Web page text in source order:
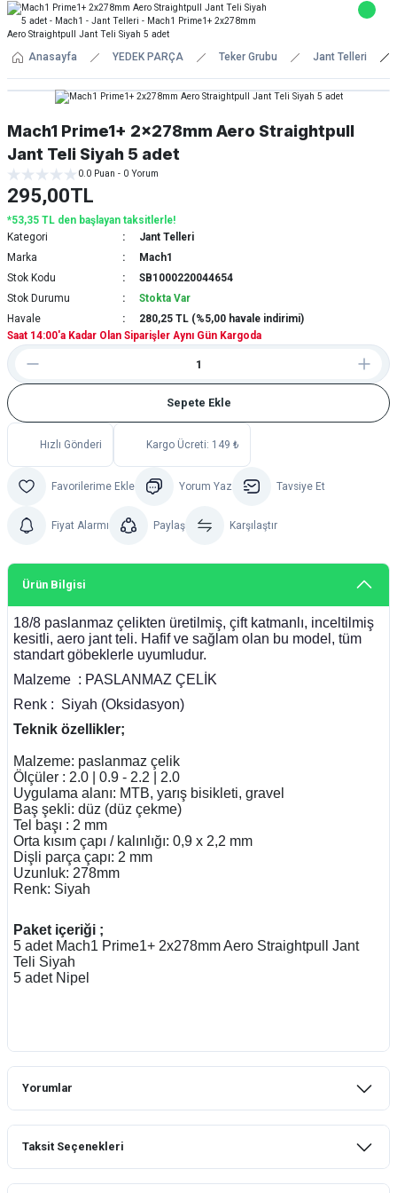
Anasayfa YEDEK PARÇA Teker Grubu Jant Telleri
Mach1 Prime1+ 2x278mm Aero Straightpull
Jant Teli Siyah 5 adet
0.0 Puan - 0 Yorum
295,00TL
*53,35 TL den başlayan taksitlerle!
Kategori
Jant Telleri
Marka
Mach1
Stok Kodu
SB1000220044654
Stok Durumu
Stokta Var
Havale
280,25 TL (%5,00 havale indirimi)
Saat 14:00'a Kadar Olan Siparişler Aynı Gün Kargoda
Sepete Ekle
Hızlı Gönderi Kargo Ücreti: 149 ₺
Yorum Yaz Tavsiye Et
Fiyat Alarmı Paylaş Karşılaştır
Ürün Bilgisi
18/8 paslanmaz çelikten üretilmiş, çift katmanlı, inceltilmiş
kesitli, aero jant teli. Hafif ve sağlam olan bu model, tüm
standart göbeklerle uyumludur.
Malzeme : PASLANMAZ ÇELİK
Renk : Siyah (Oksidasyon)
Teknik özellikler;
Malzeme: paslanmaz çelik
Ölçüler : 2.0 | 0.9 - 2.2 | 2.0
Uygulama alanı: MTB, yarış bisikleti, gravel
Baş şekli: düz (düz çekme)
Tel başı : 2 mm
Orta kısım çapı / kalınlığı: 0,9 x 2,2 mm
Dişli parça çapı: 2 mm
Uzunluk: 278mm
Renk: Siyah
Paket içeriği ;
5 adet Mach1 Prime1+ 2x278mm Aero Straightpull Jant
Teli Siyah
5 adet Nipel
Yorumlar
Taksit Seçenekleri